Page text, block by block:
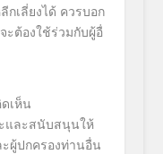
กเลี่ยงได้ ควรบอก
ะต้องใช้ร่วมกับผู้อื่
เห็น
และสนับสนุนให้
ผู้ปกครองท่านอื่น